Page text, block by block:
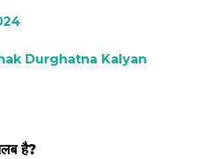
Durghatna Kalyan
है?